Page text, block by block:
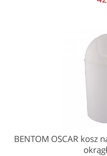
BENTOM OSCAR kosz